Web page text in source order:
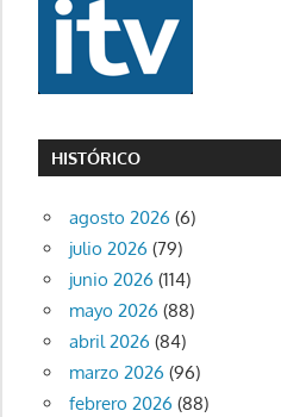
HISTÓRICO
agosto 2026 (6)
julio 2026 (79)
junio 2026 (114)
mayo 2026 (88)
abril 2026 (84)
marzo 2026 (96)
febrero 2026 (88)